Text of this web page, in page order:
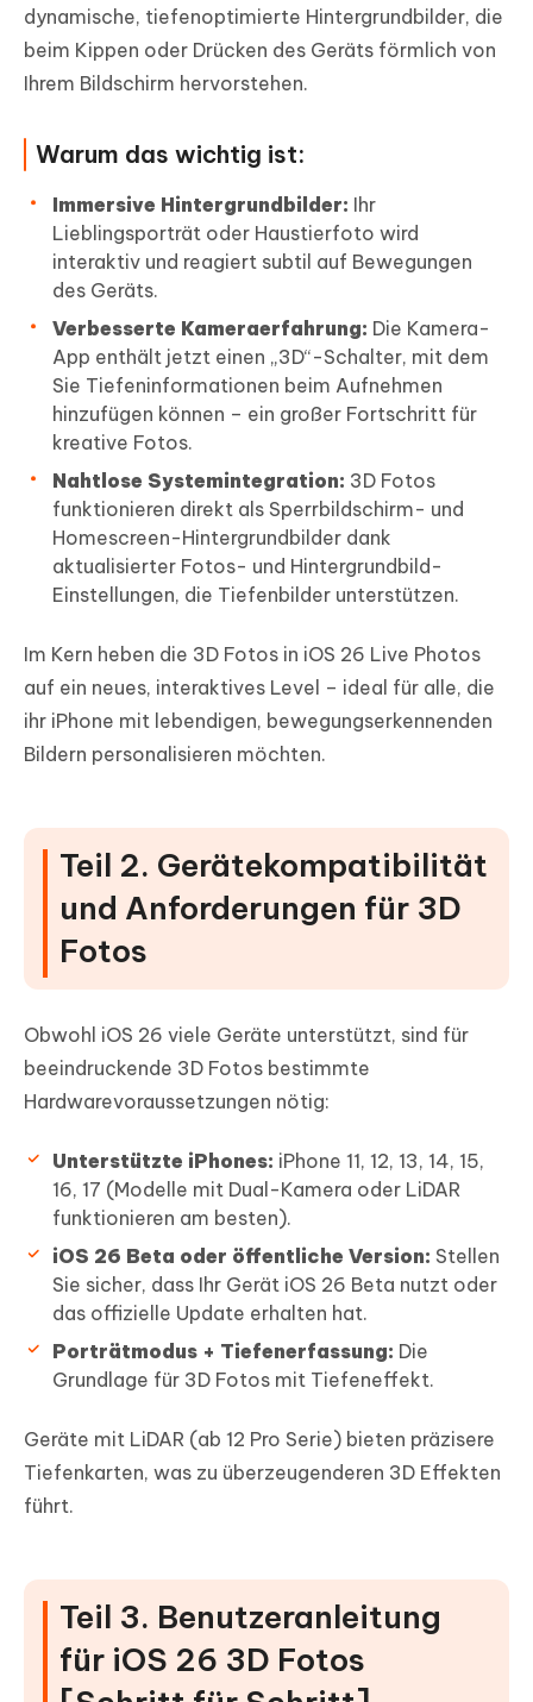
dynamische, tiefenoptimierte Hintergrundbilder, die
beim Kippen oder Drücken des Geräts förmlich von
Ihrem Bildschirm hervorstehen.
Warum das wichtig ist:
Immersive Hintergrundbilder: Ihr
Lieblingsporträt oder Haustierfoto wird
interaktiv und reagiert subtil auf Bewegungen
des Geräts.
Verbesserte Kameraerfahrung: Die Kamera-
App enthält jetzt einen „3D“-Schalter, mit dem
Sie Tiefeninformationen beim Aufnehmen
hinzufügen können – ein großer Fortschritt für
kreative Fotos.
Nahtlose Systemintegration: 3D Fotos
funktionieren direkt als Sperrbildschirm- und
Homescreen-Hintergrundbilder dank
aktualisierter Fotos- und Hintergrundbild-
Einstellungen, die Tiefenbilder unterstützen.
Im Kern heben die 3D Fotos in iOS 26 Live Photos
auf ein neues, interaktives Level – ideal für alle, die
ihr iPhone mit lebendigen, bewegungserkennenden
Bildern personalisieren möchten.
Teil 2. Gerätekompatibilität
und Anforderungen für 3D
Fotos
Obwohl iOS 26 viele Geräte unterstützt, sind für
beeindruckende 3D Fotos bestimmte
Hardwarevoraussetzungen nötig:
Unterstützte iPhones: iPhone 11, 12, 13, 14, 15,
16, 17 (Modelle mit Dual-Kamera oder LiDAR
funktionieren am besten).
iOS 26 Beta oder öffentliche Version: Stellen
Sie sicher, dass Ihr Gerät iOS 26 Beta nutzt oder
das offizielle Update erhalten hat.
Porträtmodus + Tiefenerfassung: Die
Grundlage für 3D Fotos mit Tiefeneffekt.
Geräte mit LiDAR (ab 12 Pro Serie) bieten präzisere
Tiefenkarten, was zu überzeugenderen 3D Effekten
führt.
Teil 3. Benutzeranleitung
für iOS 26 3D Fotos